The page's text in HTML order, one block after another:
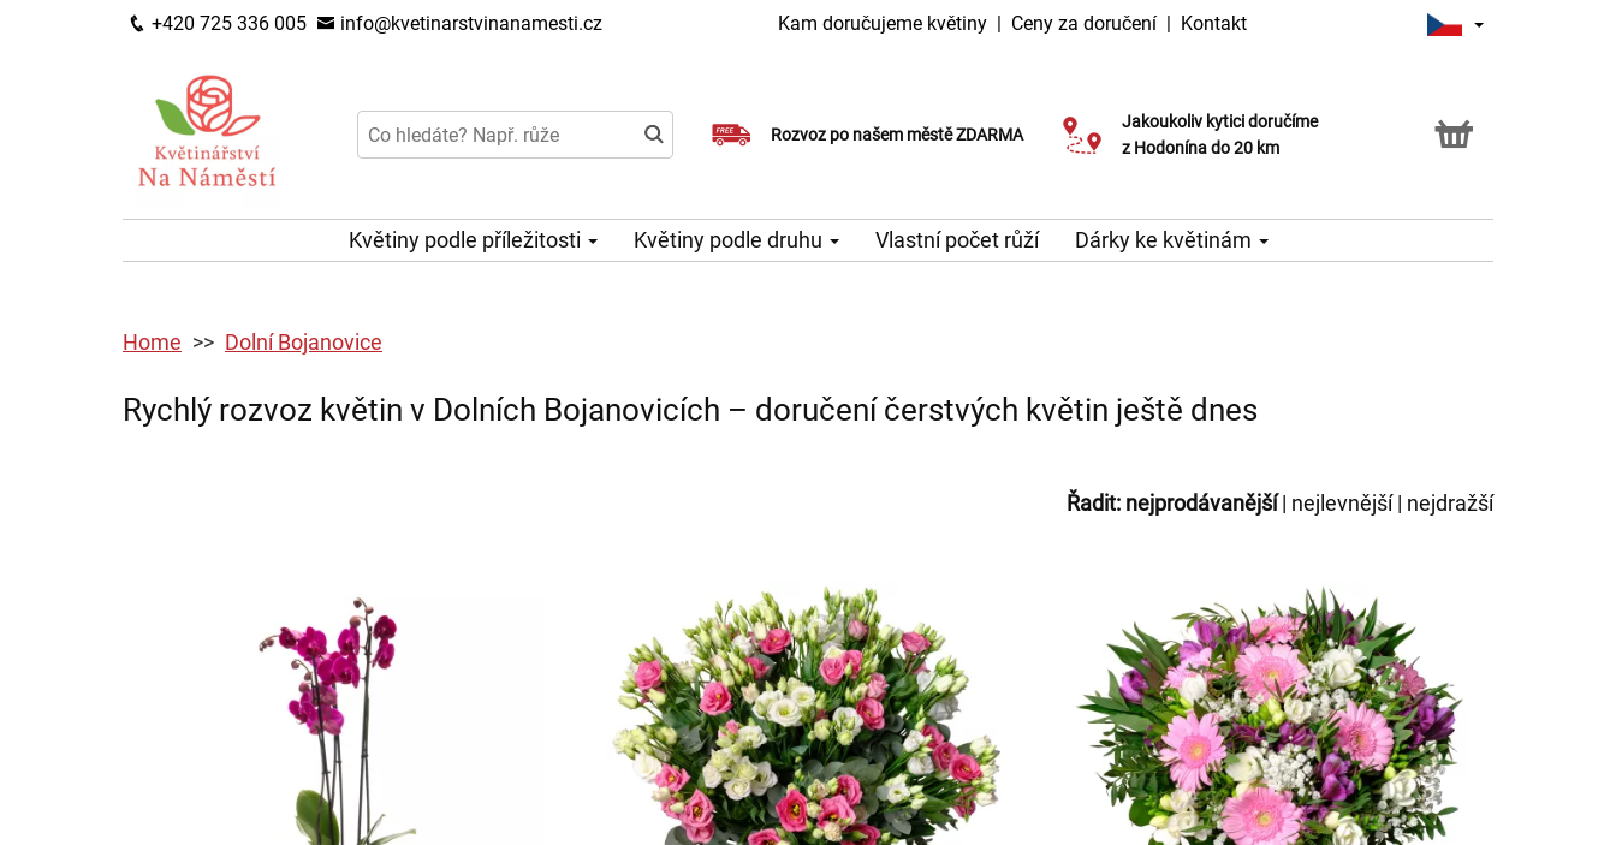
+420 725 336 005 info@kvetinarstvinanamesti.cz Kam doručujeme květiny | Ceny za doručení | Kontakt
Rozvoz po našem městě ZDARMA
Doručujeme již v den objednávky
Možný výběr času a dne doručení
Jakoukoliv kytici doručíme
z Hodonína do 20 km
Možnost vyzvednout v naší květince
Květiny podle příležitosti Květiny podle druhu Vlastní počet růží Dárky ke květinám
Home Dolní Bojanovice
Rychlý rozvoz květin v Dolních Bojanovicích – doručení čerstvých květin ještě dnes
Řadit: nejprodávanější| nejlevnější| nejdražší